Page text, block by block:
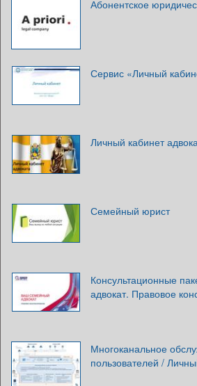
Абонентское
Сервис «Личный
Личный кабинет
Семейный юрист
Консультационные
адвокат. Правовое
Многоканальное
пользователей /